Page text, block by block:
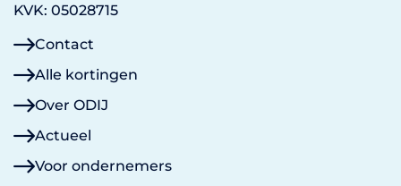
KVK: 05028715
Contact
Alle kortingen
Over ODIJ
Actueel
Voor ondernemers